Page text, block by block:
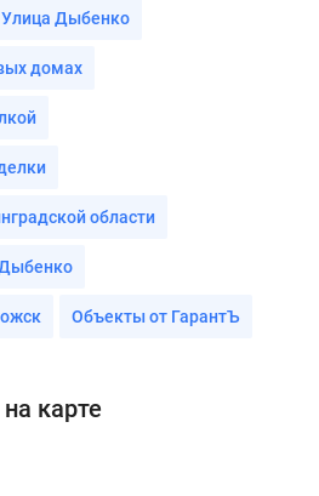
Дыбенко
домах
области
Объекты от ГарантЪ
карте